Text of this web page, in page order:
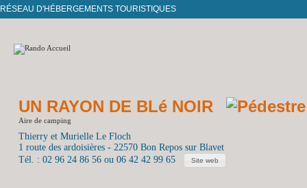
RÉSEAU D'HÉBERGEMENTS TOURISTIQUES
UN RAYON DE BLé NOIR
Aire de camping
Thierry et Murielle Le Floch
1 route des ardoisières - 22570 Bon Repos sur Blavet
Tél. : 02 96 24 86 56 ou 06 42 42 99 65
Site web